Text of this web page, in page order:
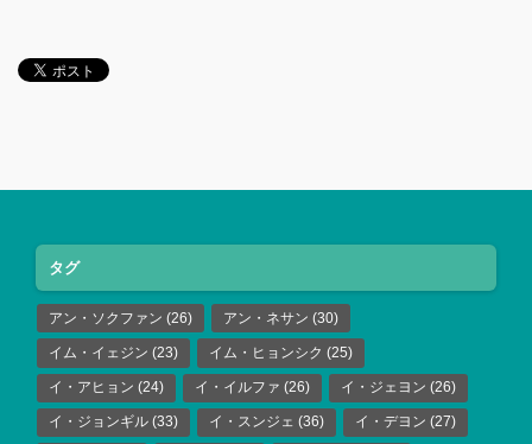
タグ
アン・ソクファン (26) アン・ネサン (30)
イム・イェジン (23) イム・ヒョンシク (25)
イ・アヒョン (24) イ・イルファ (26) イ・ジェヨン (26)
イ・ジョンギル (33) イ・スンジェ (36) イ・デヨン (27)